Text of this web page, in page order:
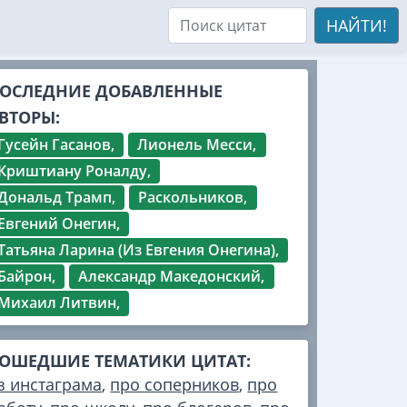
НАЙТИ!
ДОБАВЛЕННЫЕ
Гасанов,
Лионель Месси,
Роналду,
Трамп,
Раскольников,
Онегин,
Ларина (Из Евгения Онегина),
Александр Македонский,
Литвин,
ТЕМАТИКИ ЦИТАТ:
инстаграма, про соперников, про